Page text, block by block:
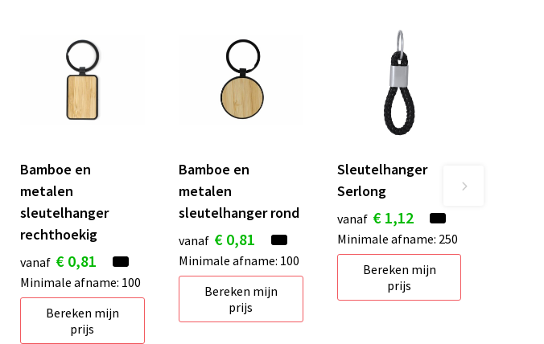
Bamboe en
metalen
sleutelhanger
rechthoekig
vanaf € 0,81
Minimale afname: 100
Bereken mijn
prijs
Bamboe en
metalen
sleutelhanger rond
vanaf € 0,81
Minimale afname: 100
Bereken mijn
prijs
Sleutelhanger
Serlong
vanaf € 1,12
Minimale afname: 250
Bereken mijn
prijs